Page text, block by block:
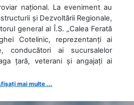
național. La eveniment au
și Dezvoltării Regionale,
general al Î.S. „Calea Ferată
Cotelinic, reprezentanți ai
conducători ai sucursalelor
țară, veterani și angajați ai
mai multe ...